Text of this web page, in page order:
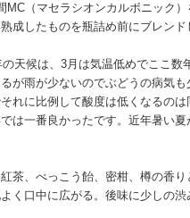
MC（マセラシオンカルボニック
成したものを瓶詰め前にブレン
の天候は、3月は気温低めでここ
るが雨が少ないのでぶどうの病気
れに比例して酸度は低くなるの
は一番良かったです。近年暑い
茶、べっこう飴、密柑、樽の香
く口中に広がる。後味に少しの